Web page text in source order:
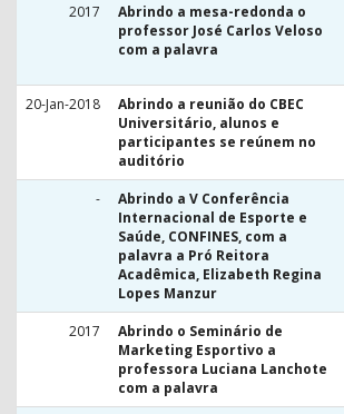
2017
Abrindo a mesa-redonda o
professor José Carlos Veloso
com a palavra
20-Jan-2018
Abrindo a reunião do CBEC
Universitário, alunos e
participantes se reúnem no
auditório
-
Abrindo a V Conferência
Internacional de Esporte e
Saúde, CONFINES, com a
palavra a Pró Reitora
Acadêmica, Elizabeth Regina
Lopes Manzur
2017
Abrindo o Seminário de
Marketing Esportivo a
professora Luciana Lanchote
com a palavra